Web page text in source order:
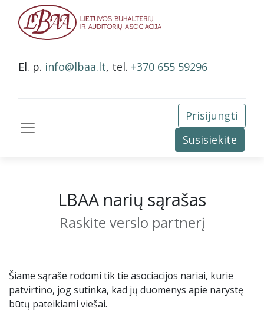
El. p. info@lbaa.lt, tel. +370 655 59296
Prisijungti
Susisiekite
LBAA narių sąrašas
Raskite verslo partnerį
Šiame sąraše rodomi tik tie asociacijos nariai, kurie
patvirtino, jog sutinka, kad jų duomenys apie narystę
būtų pateikiami viešai.